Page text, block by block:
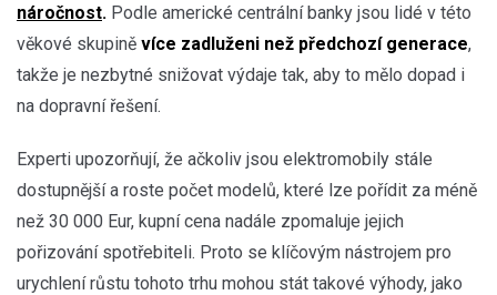
náročnost. Podle americké centrální banky jsou lidé v této
věkové skupině více zadluženi než předchozí generace,
takže je nezbytné snižovat výdaje tak, aby to mělo dopad i
na dopravní řešení.
Experti upozorňují, že ačkoliv jsou elektromobily stále
dostupnější a roste počet modelů, které lze pořídit za méně
než 30 000 Eur, kupní cena nadále zpomaluje jejich
pořizování spotřebiteli. Proto se klíčovým nástrojem pro
urychlení růstu tohoto trhu mohou stát takové výhody, jako